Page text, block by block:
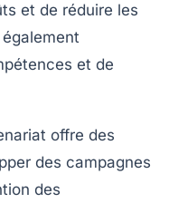
et de réduire les
et de
offre des
des campagnes
des